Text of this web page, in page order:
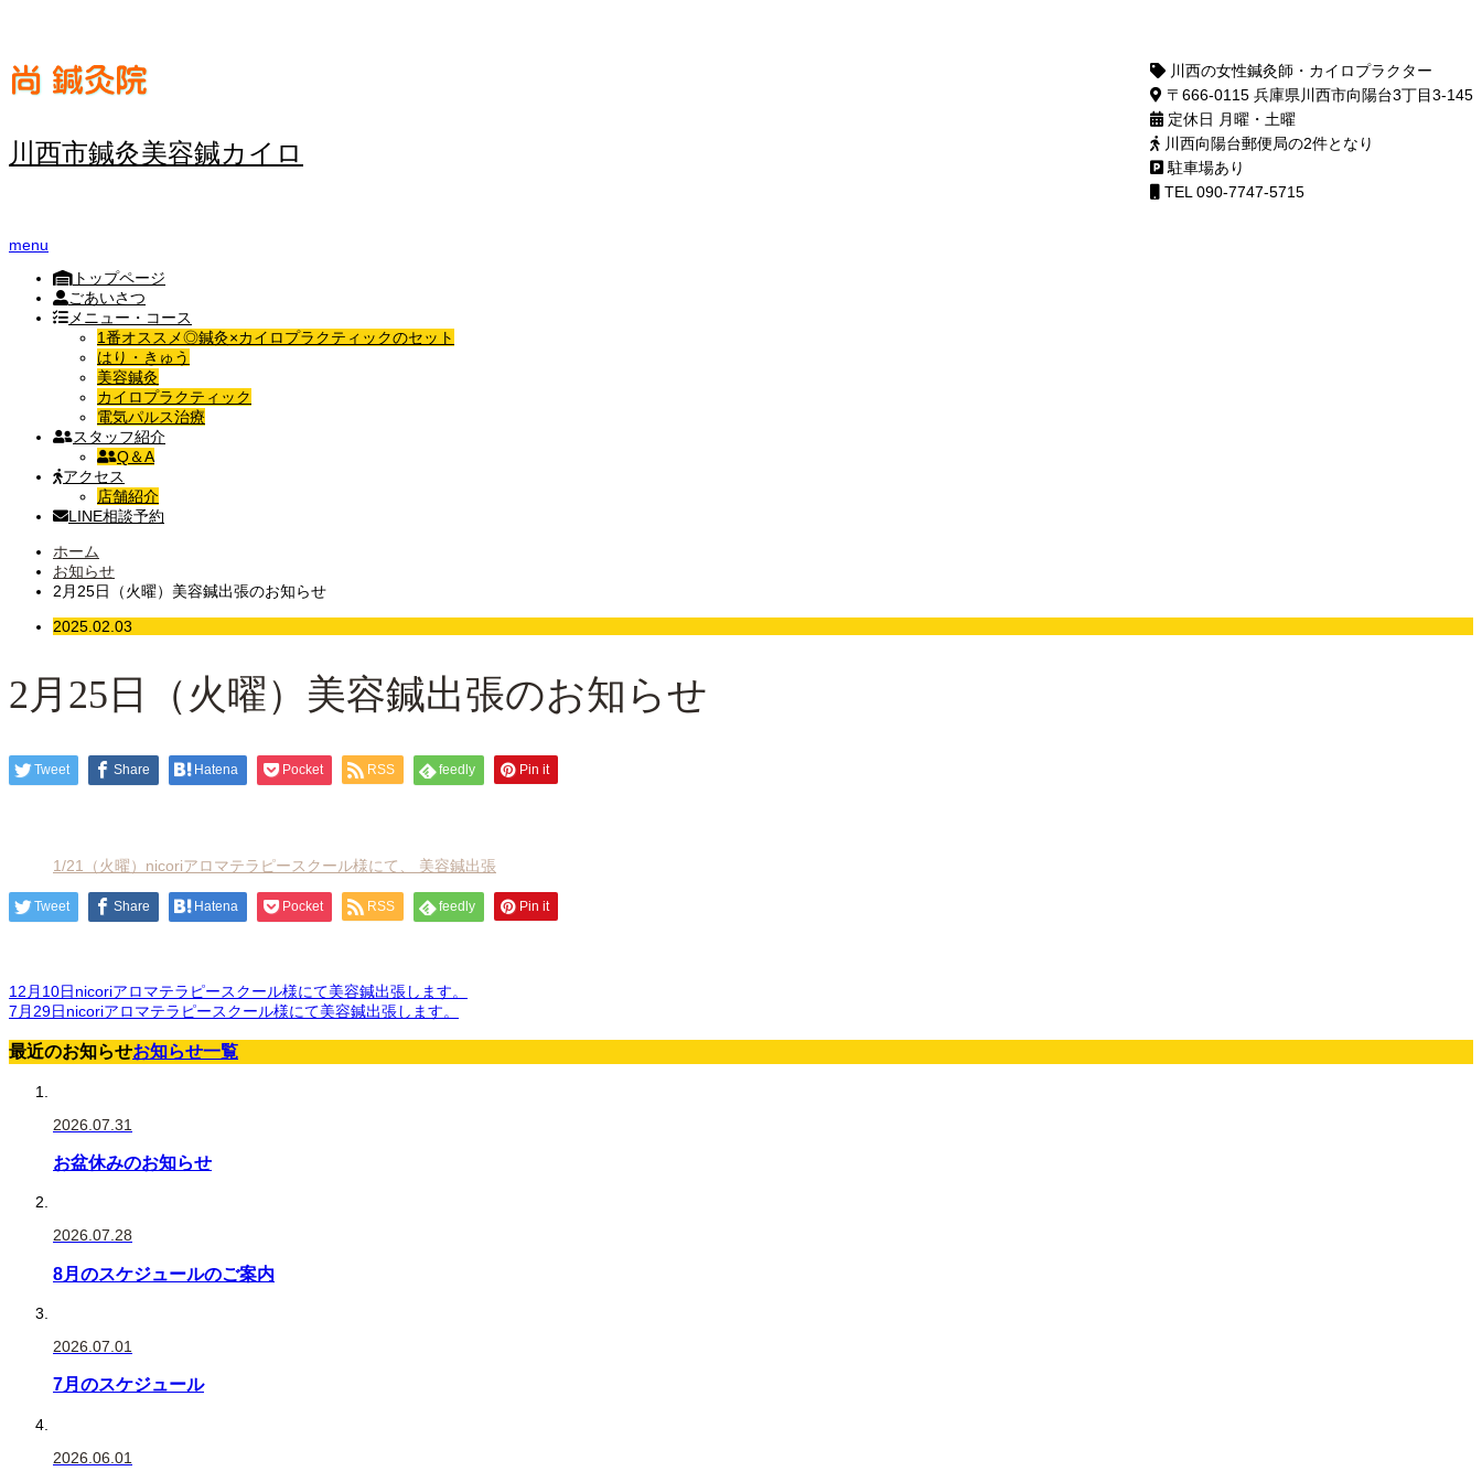
川西市鍼灸美容鍼カイロ
川西の女性鍼灸師・カイロプラクター
〒666-0115 兵庫県川西市向陽台3丁目3-145
定休日 月曜・土曜
川西向陽台郵便局の2件となり
駐車場あり
TEL 090-7747-5715
menu
トップページ
ごあいさつ
メニュー・コース
1番オススメ◎鍼灸×カイロプラクティックのセット
はり・きゅう
美容鍼灸
カイロプラクティック
電気パルス治療
スタッフ紹介
Q＆A
アクセス
店舗紹介
LINE相談予約
ホーム
お知らせ
2月25日（火曜）美容鍼出張のお知らせ
2025.02.03
2月25日（火曜）美容鍼出張のお知らせ
Tweet Share Hatena Pocket RSS feedly Pin it
1/21（火曜）nicoriアロマテラピースクール様にて、 美容鍼出張
Tweet Share Hatena Pocket RSS feedly Pin it
12月10日nicoriアロマテラピースクール様にて美容鍼出張します。
7月29日nicoriアロマテラピースクール様にて美容鍼出張します。
最近のお知らせお知らせ一覧
2026.07.31
お盆休みのお知らせ
2026.07.28
8月のスケジュールのご案内
2026.07.01
7月のスケジュール
2026.06.01